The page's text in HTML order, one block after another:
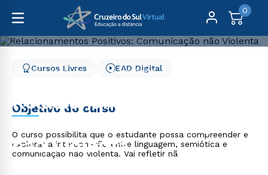
0
Cursos Livres
Gestão e Negócios
Relacionamentos
Positivos: Comunicação
não Violenta
Cursos Livres EAD Digital
Objetivo do curso
O curso possibilita que o estudante possa compreender e
explorar a interconexão entre linguagem, semiótica e
comunicação não violenta. Vai refletir nã